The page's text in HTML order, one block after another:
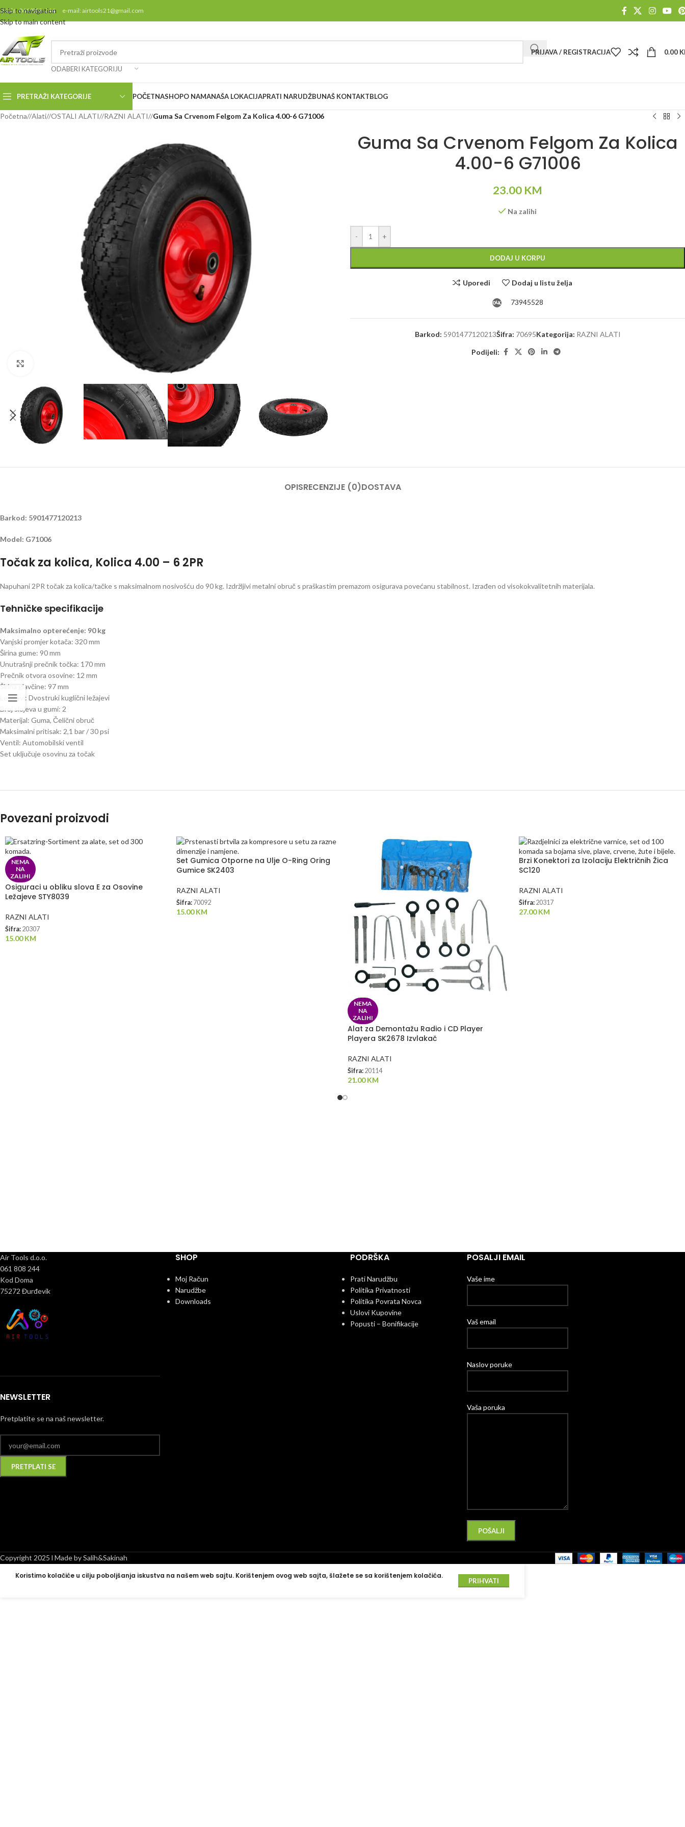
Skip to navigation
Skip to main content
061/808-244 e-mail: airtools21@gmail.com
ODABERI KATEGORIJU
PRIJAVA / REGISTRACIJA 0.00
PRETRAŽI KATEGORIJE POČETNASHOPO NAMANAŠA LOKACIJAPRATI NARUDŽBUNAŠ KONTAKTBLOG
Početna/ Alati/ OSTALI ALATI/ RAZNI ALATI/ Guma Sa Crvenom Felgom Za Kolica 4.00-6 G71006
Guma Sa Crvenom Felgom Za Kolica
4.00-6 G71006
23.00 KM
Na zalihi
- +
DODAJ U KORPU
Uporedi Dodaj u listu želja
73945528
Barkod: 5901477120213Šifra: 70695Kategorija: RAZNI ALATI
Podijeli:
OPISRECENZIJE (0)DOSTAVA
Barkod: 5901477120213
Model: G71006
Točak za kolica, Kolica 4.00 – 6 2PR
Napuhani 2PR točak za kolica/tačke s maksimalnom nosivošću do 90 kg. Izdržljivi metalni obruč s praškastim premazom osigurava povećanu stabilnost. Izrađen od visokokvalitetnih materijala.
Tehničke specifikacije
Maksimalno opterećenje: 90 kg
Vanjski promjer kotača: 320 mm
Širina gume: 90 mm
Unutrašnji prečnik točka: 170 mm
Prečnik otvora osovine: 12 mm
Širina glavčine: 97 mm
Ležajevi: Dvostruki kuglični ležajevi
Broj slojeva u gumi: 2
Materijal: Guma, Čelični obruč
Maksimalni pritisak: 2,1 bar / 30 psi
Ventil: Automobilski ventil
Set uključuje osovinu za točak
Povezani proizvodi
NEMA
NA
ZALIHI
Osiguraci u obliku slova E za Osovine
Ležajeve STY8039
RAZNI ALATI
Šifra: 20307
15.00KM
Set Gumica Otporne na Ulje O-Ring Oring
Gumice SK2403
RAZNI ALATI
Šifra: 70092
15.00KM
NEMA
NA
ZALIHI
Alat za Demontažu Radio i CD Player
Playera SK2678 Izvlakač
RAZNI ALATI
Šifra: 20114
21.00KM
Brzi Konektori za Izolaciju Električnih Žica
SC120
RAZNI ALATI
Šifra: 20317
27.00KM
Air Tools d.o.o.
061 808 244
Kod Doma
75272 Đurđevik
NEWSLETTER
Pretplatite se na naš newsletter.
SHOP
Moj Račun
Narudžbe
Downloads
PODRŠKA
Prati Narudžbu
Politika Privatnosti
Politika Povrata Novca
Uslovi Kupovine
Popusti – Bonifikacije
POSALJI EMAIL
Vaše ime
Vaš email
Naslov poruke
Vaša poruka
Copyright 2025 l Made by Salih&Sakinah
Koristimo kolačiće u cilju poboljšanja iskustva na našem web sajtu. Korištenjem ovog web sajta, šlažete se sa korištenjem kolačića.
PRIHVATI